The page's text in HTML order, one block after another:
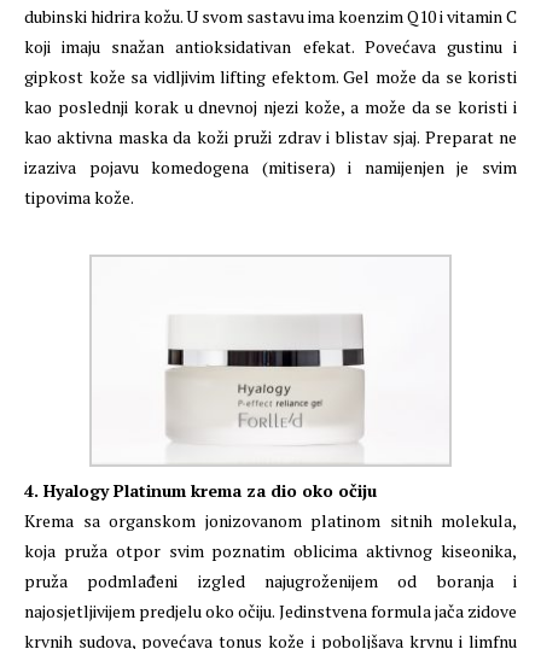
dubinski hidrira kožu. U svom sastavu ima koenzim Q10 i vitamin C
koji imaju snažan antioksidativan efekat. Povećava gustinu i
gipkost kože sa vidljivim lifting efektom. Gel može da se koristi
kao poslednji korak u dnevnoj njezi kože, a može da se koristi i
kao aktivna maska da koži pruži zdrav i blistav sjaj. Preparat ne
izaziva pojavu komedogena (mitisera) i namijenjen je svim
tipovima kože.
4. Hyalogy Platinum krema za dio oko očiju
Krema sa organskom jonizovanom platinom sitnih molekula,
koja pruža otpor svim poznatim oblicima aktivnog kiseonika,
pruža podmlađeni izgled najugroženijem od boranja i
najosjetljivijem predjelu oko očiju. Jedinstvena formula jača zidove
krvnih sudova, povećava tonus kože i poboljšava krvnu i limfnu